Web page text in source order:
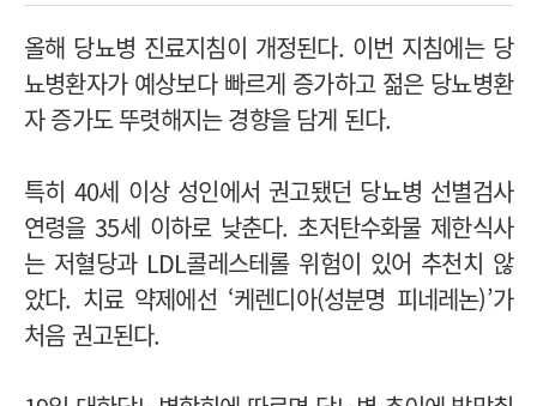
올해 당뇨병 진료지침이 개정된다. 이번 지침에는 당
뇨병환자가 예상보다 빠르게 증가하고 젊은 당뇨병환
자 증가도 뚜렷해지는 경향을 담게 된다.
특히 40세 이상 성인에서 권고됐던 당뇨병 선별검사
연령을 35세 이하로 낮춘다. 초저탄수화물 제한식사
는 저혈당과 LDL콜레스테롤 위험이 있어 추천치 않
았다. 치료 약제에선 ‘케렌디아(성분명 피네레논)’가
처음 권고된다.